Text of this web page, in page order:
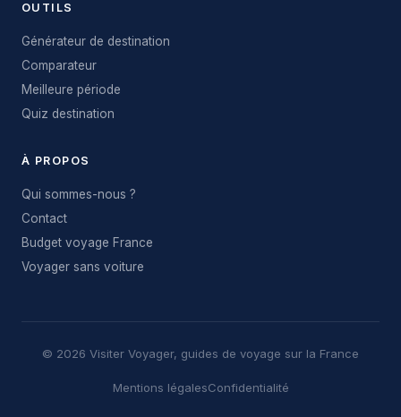
OUTILS
Générateur de destination
Comparateur
Meilleure période
Quiz destination
À PROPOS
Qui sommes-nous ?
Contact
Budget voyage France
Voyager sans voiture
© 2026 Visiter Voyager, guides de voyage sur la France
Mentions légalesConfidentialité